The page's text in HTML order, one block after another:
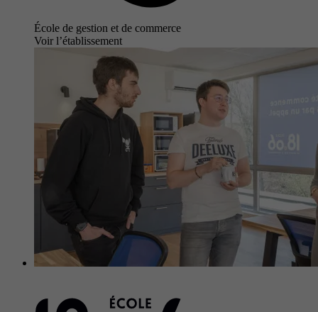
École de gestion et de commerce
Voir l’établissement